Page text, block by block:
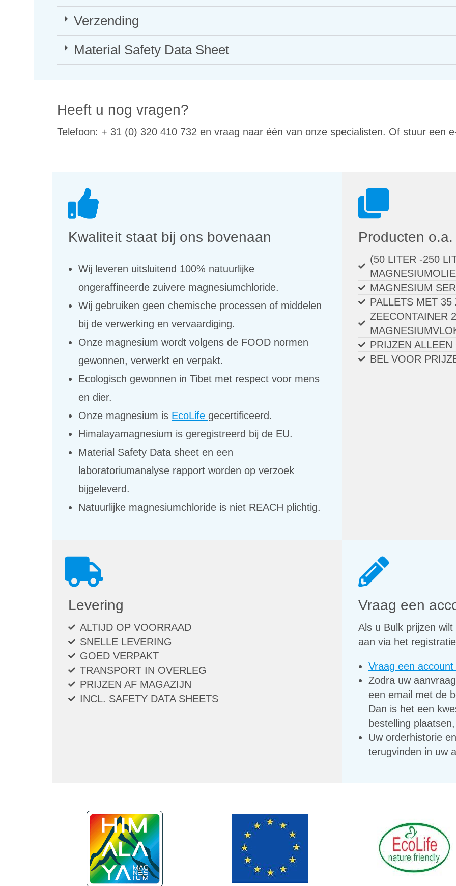
Verzending
Material Safety Data Sheet
Heeft u nog vragen?
Telefoon: + 31 (0) 320 410 732 en vraag naar één van onze specialisten. Of stuur een
Kwaliteit staat bij ons bovenaan
Wij leveren uitsluitend 100% natuurlijke
ongeraffineerde zuivere magnesiumchloride.
Wij gebruiken geen chemische processen of middelen
bij de verwerking en vervaardiging.
Onze magnesium wordt volgens de FOOD normen
gewonnen, verwerkt en verpakt.
Ecologisch gewonnen in Tibet met respect voor mens
en dier.
Onze magnesium is EcoLife gecertificeerd.
Himalayamagnesium is geregistreerd bij de EU.
Material Safety Data sheet en een
laboratoriumanalyse rapport worden op verzoek
bijgeleverd.
Natuurlijke magnesiumchloride is niet REACH plichtig.
Producten o.a.
(50 LITER -250
MAGNESIUMOLIE
MAGNESIUM
PALLETS MET
ZEECONTAINER
PRIJZEN
BEL VOOR
Levering
ALTIJD OP VOORRAAD
SNELLE LEVERING
GOED VERPAKT
TRANSPORT IN OVERLEG
PRIJZEN AF MAGAZIJN
INCL. SAFETY DATA SHEETS
Vraag een
Als u Bulk prijzen
aan via het
Vraag een
Zodra uw
een email met de
Dan is het een
bestelling
Uw orderhistorie
terugvinden in uw